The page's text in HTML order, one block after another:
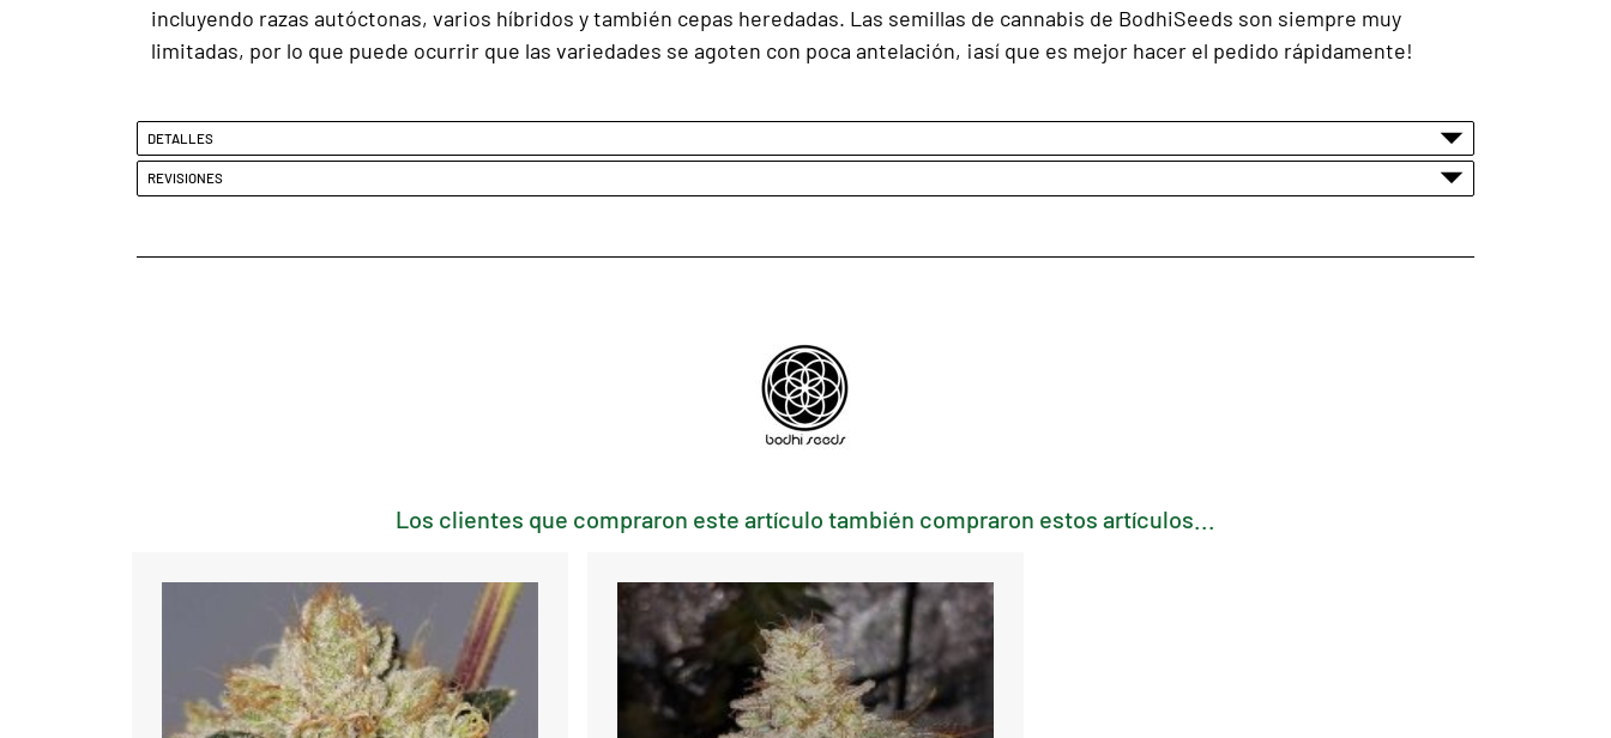
incluyendo razas autóctonas, varios híbridos y también cepas heredadas. Las semillas de cannabis de BodhiSeeds son siempre muy
limitadas, por lo que puede ocurrir que las variedades se agoten con poca antelación, ¡así que es mejor hacer el pedido rápidamente!
DETALLES
REVISIONES
Los clientes que compraron este artículo también compraron estos artículos...